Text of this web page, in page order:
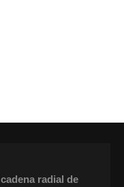
cadena radial de